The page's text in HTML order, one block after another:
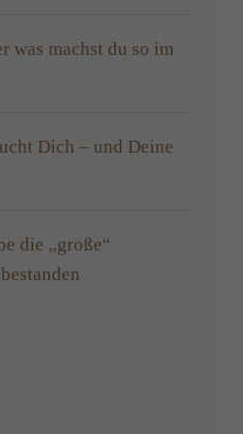
was machst du so im
Dich – und Deine
die „große“